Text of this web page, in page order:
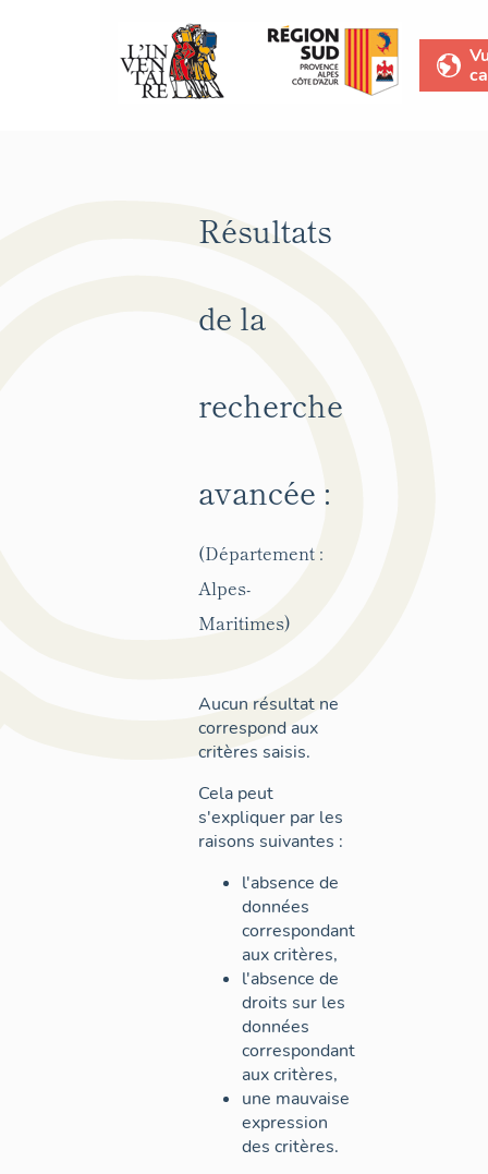
Résultats
de la
recherche
avancée :
(Département :
Alpes-
Maritimes)
Aucun résultat ne
correspond aux
critères saisis.
Cela peut
s'expliquer par les
raisons suivantes :
l'absence de
données
correspondant
aux critères,
l'absence de
droits sur les
données
correspondant
aux critères,
une mauvaise
expression
des critères.